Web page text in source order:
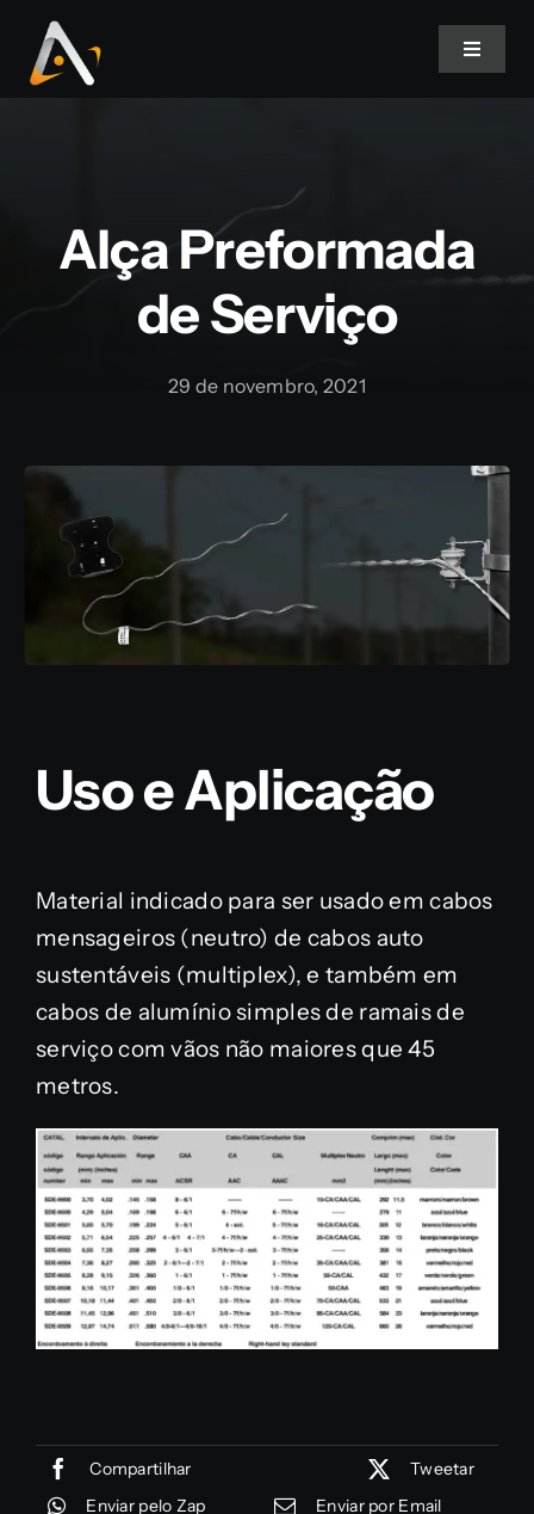
para
Toggle
Contato
Alça Preformada
de Serviço
29 de novembro, 2021
Uso e Aplicação
Material indicado para ser usado em cabos
mensageiros (neutro) de cabos auto
sustentáveis (multiplex), e também em
cabos de alumínio simples de ramais de
serviço com vãos não maiores que 45
metros.
Compartilhar
Tweetar
Enviar pelo Zap
Enviar por Email